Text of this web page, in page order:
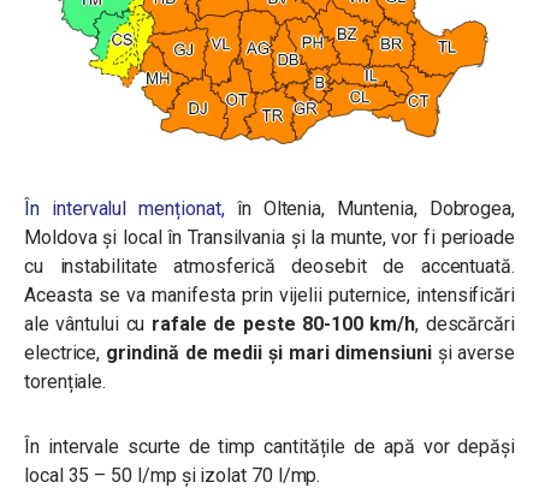
În intervalul menționat,în Oltenia, Muntenia, Dobrogea,
Moldova și local în Transilvania și la munte, vor fi perioade
cu instabilitate atmosferică deosebit de accentuată.
Aceasta se va manifesta prin vijelii puternice, intensificări
ale vântului cu rafale de peste 80-100 km/h, descărcări
electrice, grindină de medii și mari dimensiuniși averse
torențiale.
În intervale scurte de timp cantitățile de apă vor depăși
local 35 – 50 l/mp și izolat 70 l/mp.